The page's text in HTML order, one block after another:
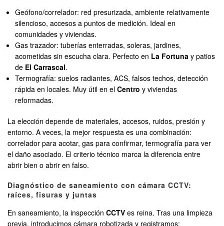
Geófono/correlador: red presurizada, ambiente relativamente
silencioso, accesos a puntos de medición. Ideal en
comunidades y viviendas.
Gas trazador: tuberías enterradas, soleras, jardines,
acometidas sin escucha clara. Perfecto en La Fortuna y patios
de El Carrascal.
Termografía: suelos radiantes, ACS, falsos techos, detección
rápida en locales. Muy útil en elCentro y viviendas
reformadas.
La elección depende de materiales, accesos, ruidos, presión y
entorno. A veces, la mejor respuesta es una combinación:
correlador para acotar, gas para confirmar, termografía para ver
el daño asociado. El criterio técnico marca la diferencia entre
abrir bien o abrir en falso.
Diagnóstico de saneamiento con cámara CCTV:
raíces, fisuras y juntas
En saneamiento, la inspección CCTV es reina. Tras una limpieza
previa, introducimos cámara robotizada y registramos: